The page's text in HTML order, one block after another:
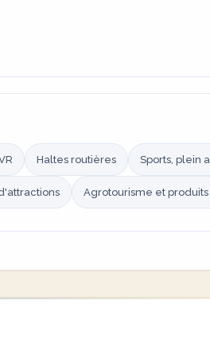
Haltes routières Sports, plein
Agrotourisme et